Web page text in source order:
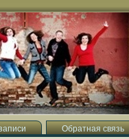
Обратная связь